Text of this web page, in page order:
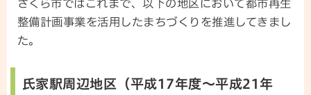
さくら市ではこれまで、以下の地区において都市再生
整備計画事業を活用したまちづくりを推進してきまし
た。
氏家駅周辺地区（平成17年度～平成21年